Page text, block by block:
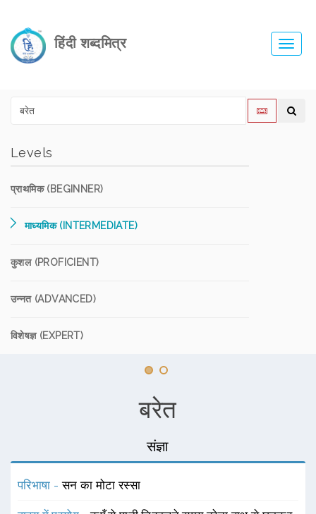
हिंदी शब्दमित्र
Levels
प्राथमिक (BEGINNER)
माध्यमिक (INTERMEDIATE)
कुशल (PROFICIENT)
उन्नत (ADVANCED)
विशेषज्ञ (EXPERT)
बरेत
संज्ञा
परिभाषा -सन का मोटा रस्सा